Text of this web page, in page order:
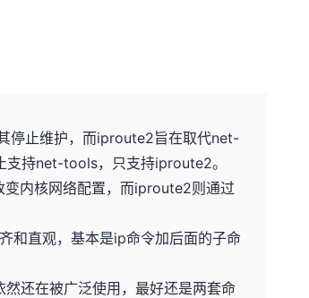
停止维护，而iproute2旨在取代net-
持net-tools，只支持iproute2。
内核网络配置，而iproute2则通过
和直观，基本是ip命令加后面的子命
还在被广泛使用，最好还是两套命